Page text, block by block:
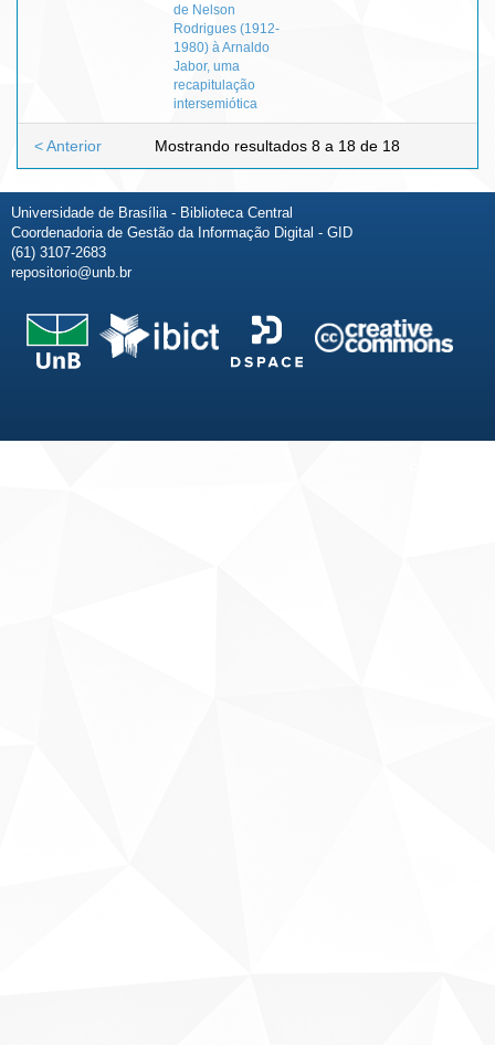
de Nelson
Rodrigues (1912-
1980) à Arnaldo
Jabor, uma
recapitulação
intersemiótica
Mostrando resultados 8 a 18 de 18
< Anterior
Universidade de Brasília - Biblioteca Central
Coordenadoria de Gestão da Informação Digital - GID
(61) 3107-2683
repositorio@unb.br